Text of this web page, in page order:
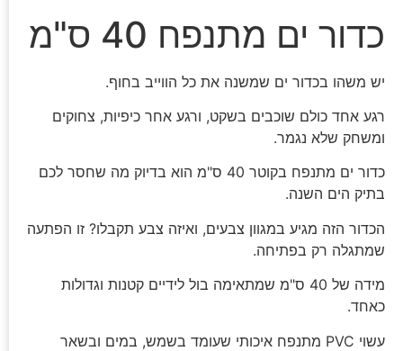
כדור ים מתנפח 40 ס"מ
יש משהו בכדור ים שמשנה את כל הווייב בחוף.
רגע אחד כולם שוכבים בשקט, ורגע אחר כיפיות, צחוקים
ומשחק שלא נגמר.
כדור ים מתנפח בקוטר 40 ס"מ הוא בדיוק מה שחסר לכם
בתיק הים השנה.
הכדור הזה מגיע במגוון צבעים, ואיזה צבע תקבלו? זו הפתעה
שמתגלה רק בפתיחה.
מידה של 40 ס"מ שמתאימה בול לידיים קטנות וגדולות
כאחד.
עשוי PVC מתנפח איכותי שעומד בשמש, במים ובשאר